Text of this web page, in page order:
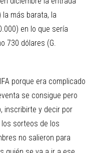
la más barata, la
en lo que sería
730 dólares (G.
porque era complicado
se consigue pero
inscribirte y decir por
sorteos de los
no salieron para